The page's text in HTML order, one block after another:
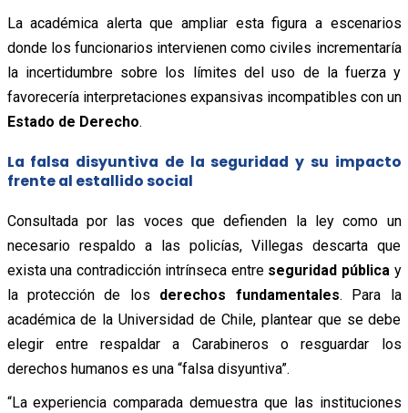
La académica alerta que ampliar esta figura a escenarios
donde los funcionarios intervienen como civiles incrementaría
la incertidumbre sobre los límites del uso de la fuerza y
favorecería interpretaciones expansivas incompatibles con un
Estado de Derecho.
La falsa disyuntiva de la seguridad y su impacto
frente al estallido social
Consultada por las voces que defienden la ley como un
necesario respaldo a las policías, Villegas descarta que
exista una contradicción intrínseca entre seguridad públicay
la protección de los derechos fundamentales. Para la
académica de la Universidad de Chile, plantear que se debe
elegir entre respaldar a Carabineros o resguardar los
derechos humanos es una “falsa disyuntiva”.
“La experiencia comparada demuestra que las instituciones